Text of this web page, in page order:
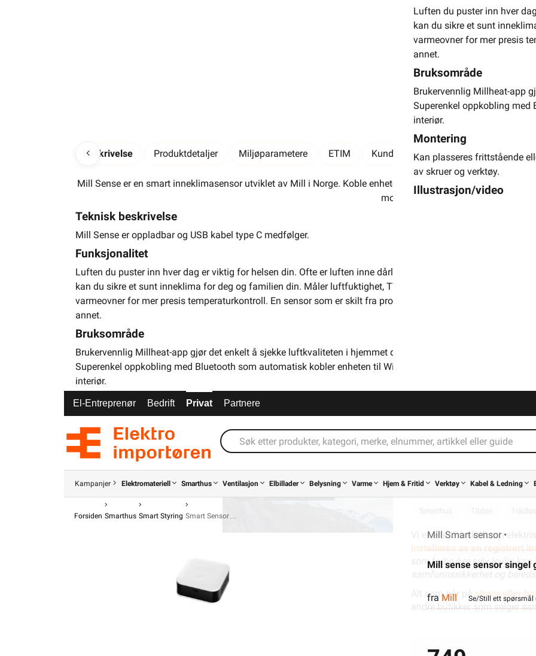
Elektrisk materiell beregnet
av
Integrert WiFi
Oppladbar
Les mer...
Beskrivelse Produktdetaljer Miljøparametere ETIM Kundeomtale Spørsmål og svar
Mill Sense er en smart inneklimasensor utviklet av Mill i Norge. Koble enheten til WiFi-nettverket ditt og få
mobiltelefonen.
Teknisk beskrivelse
Mill Sense er oppladbar og USB kabel type C medfølger.
Funksjonalitet
Luften du puster inn hver dag er viktig for helsen din. Ofte er luften inne dårligere enn vi er klar over. Mill
kan du sikre et sunt inneklima for deg og familien din. Måler luftfuktighet, TVOC (giftstoffer og kjemikalier),
varmeovner for mer presis temperaturkontroll. En sensor som er skilt fra produktet gir mer nøyaktige verdier.
annet.
Bruksområde
Brukervennlig Millheat-app gjør det enkelt å sjekke luftkvaliteten i hjemmet ditt uansett hvor du er. Bruk
Superenkel oppkobling med Bluetooth som automatisk kobler enheten til WiFi-nettverket ditt. Liten og
interiør.
Montering
Kan plasseres frittstående eller henges på vegg med veggbraketten som medfølger. Enkel montering med
av skruer og verktøy.
Illustrasjon/video
Luften du puster inn hver
kan du sikre et sunt
varmeovner for mer presis
annet.
Bruksområde
Brukervennlig Millheat-app
Superenkel oppkobling med
interiør.
Montering
Kan plasseres frittstående
av skruer og verktøy.
Illustrasjon/video
Relevante emneord
Hjemmeautomasjon
Vi er etter Forskrift om
installeres av en registrert
som forbruker selv lovlig kan
samfunnssikkerhet og
Alt som går på strøm eller
andre butikker som selger
El-Entreprenør Bedrift Privat Partnere
Kampanjer Elektromateriell Smarthus Ventilasjon Elbillader Belysning Varme Hjem & Fritid Verktøy Kabel & Ledning
Forsiden Smarthus Smart Styring Smart Sensor
Mill Smart sensor •
Mill sense sensor singel
fra Mill Se/Still ett spørsmål